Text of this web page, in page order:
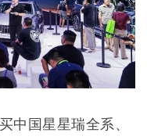
中国星星瑞全系、